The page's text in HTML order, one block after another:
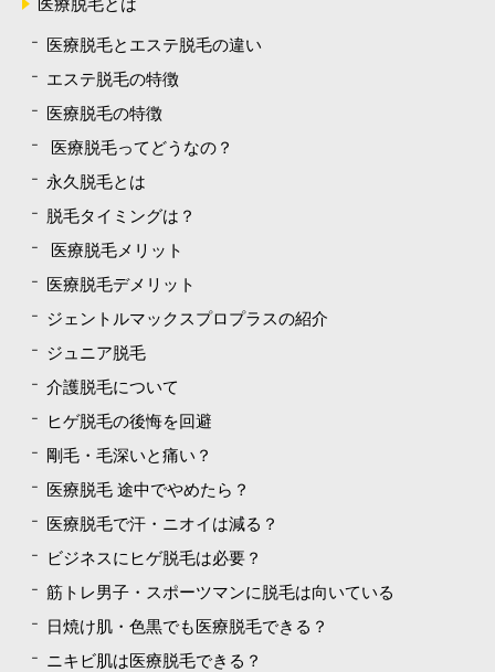
医療脱毛とエステ脱毛の違い
エステ脱毛の特徴
医療脱毛の特徴
医療脱毛ってどうなの？
永久脱毛とは
脱毛タイミングは？
医療脱毛メリット
医療脱毛デメリット
ジェントルマックスプロプラスの紹介
ジュニア脱毛
介護脱毛について
ヒゲ脱毛の後悔を回避
剛毛・毛深いと痛い？
医療脱毛 途中でやめたら？
医療脱毛で汗・ニオイは減る？
ビジネスにヒゲ脱毛は必要？
筋トレ男子・スポーツマンに脱毛は向いている
日焼け肌・色黒でも医療脱毛できる？
ニキビ肌は医療脱毛できる？